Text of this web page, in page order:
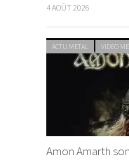
4 AOÛT 2026
ACTU METAL VIDEO
Amon Amarth